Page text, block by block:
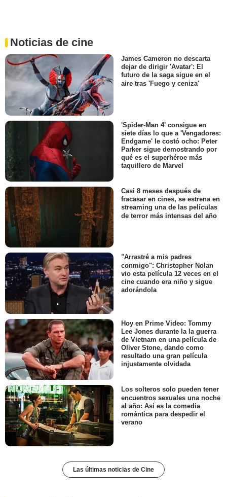
Noticias de cine
James Cameron no descarta
dejar de dirigir 'Avatar': El
futuro de la saga sigue en el
aire tras 'Fuego y ceniza'
'Spider-Man 4' consigue en
siete días lo que a 'Vengadores:
Endgame' le costó ocho: Peter
Parker sigue demostrando por
qué es el superhéroe más
taquillero de Marvel
Casi 8 meses después de
fracasar en cines, se estrena en
streaming una de las películas
de terror más intensas del año
"Arrastré a mis padres
conmigo": Christopher Nolan
vio esta película 12 veces en el
cine cuando era niño y sigue
adorándola
Hoy en Prime Video: Tommy
Lee Jones durante la la guerra
de Vietnam en una película de
Oliver Stone, dando como
resultado una gran película
injustamente olvidada
Los solteros solo pueden tener
encuentros sexuales una noche
al año: Así es la comedia
romántica para despedir el
verano
Las últimas noticias de Cine